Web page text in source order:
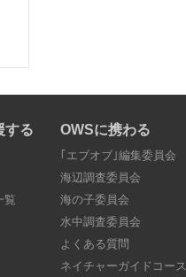
する
覧
OWSに携わる
｢エブオブ｣編集委員会
海辺調査委員会
海の子委員会
水中調査委員会
よくある質問
ネイチャーガイドコース